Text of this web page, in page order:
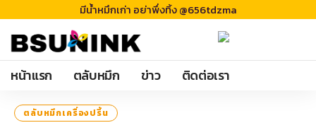
มีน้ำหมึกเก่า อย่าพึ่งทิ้ง @656tdzma
หน้าแรก ตลับหมึก ข่าว ติดต่อเรา
ตลับหมึกเครื่องปริ้น